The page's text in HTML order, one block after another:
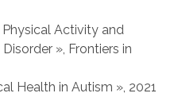
Physical Activity and
», Frontiers in
Health in Autism », 2021